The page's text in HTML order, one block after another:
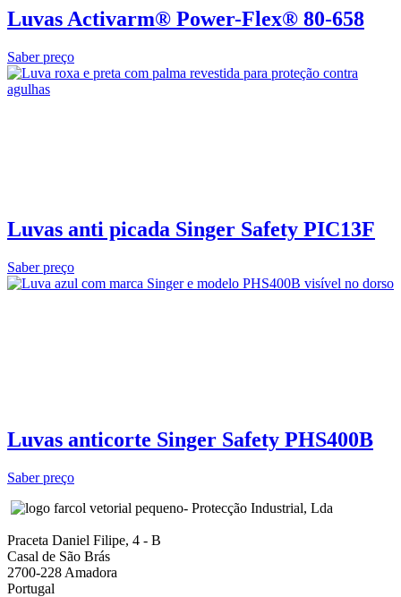
Luvas Activarm® Power-Flex® 80-658
Saber preço
Luvas anti picada Singer Safety PIC13F
Saber preço
Luvas anticorte Singer Safety PHS400B
Saber preço
- Protecção Industrial, Lda
Praceta Daniel Filipe, 4 - B
Casal de São Brás
2700-228 Amadora
Portugal